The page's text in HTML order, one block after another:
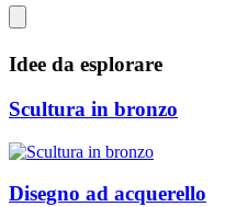
Idee da esplorare
Scultura in bronzo
Disegno ad acquerello